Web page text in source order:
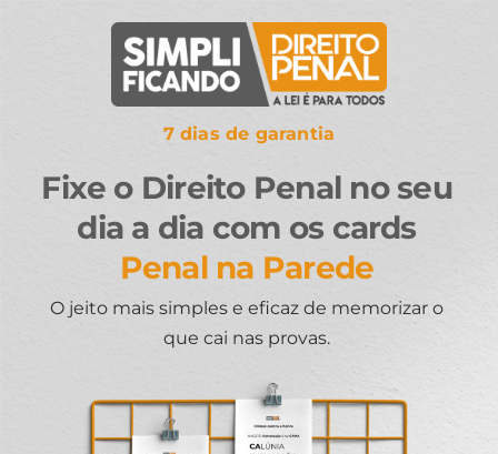
7 dias de garantia
Fixe o Direito Penal no seu
dia a dia com os cards
Penal na Parede
O jeito mais simples e eficaz de memorizar o
que cai nas provas.